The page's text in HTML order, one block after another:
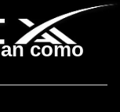
como